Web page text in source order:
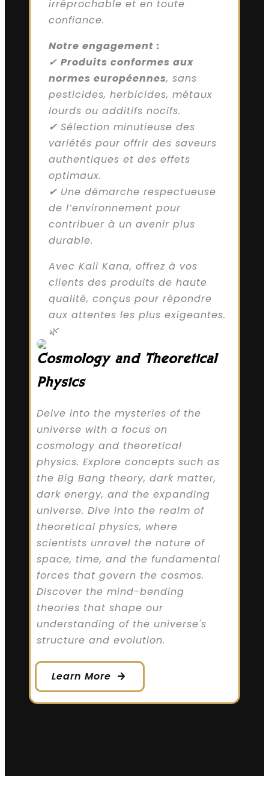
irréprochable et en toute
confiance.
Notre engagement :
✔ Produits conformes aux
normes européennes, sans
pesticides, herbicides, métaux
lourds ou additifs nocifs.
✔ Sélection minutieuse des
variétés pour offrir des saveurs
authentiques et des effets
optimaux.
✔ Une démarche respectueuse
de l’environnement pour
contribuer à un avenir plus
durable.
Avec Kali Kana, offrez à vos
clients des produits de haute
qualité, conçus pour répondre
aux attentes les plus exigeantes.
🌿
Cosmology and Theoretical
Physics
Delve into the mysteries of the
universe with a focus on
cosmology and theoretical
physics. Explore concepts such as
the Big Bang theory, dark matter,
dark energy, and the expanding
universe. Dive into the realm of
theoretical physics, where
scientists unravel the nature of
space, time, and the fundamental
forces that govern the cosmos.
Discover the mind-bending
theories that shape our
understanding of the universe's
structure and evolution.
Learn More